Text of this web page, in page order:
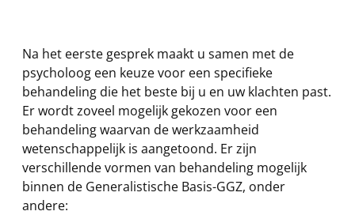
Na het eerste gesprek maakt u samen met de
psycholoog een keuze voor een specifieke
behandeling die het beste bij u en uw klachten past.
Er wordt zoveel mogelijk gekozen voor een
behandeling waarvan de werkzaamheid
wetenschappelijk is aangetoond. Er zijn
verschillende vormen van behandeling mogelijk
binnen de Generalistische Basis-GGZ, onder
andere: